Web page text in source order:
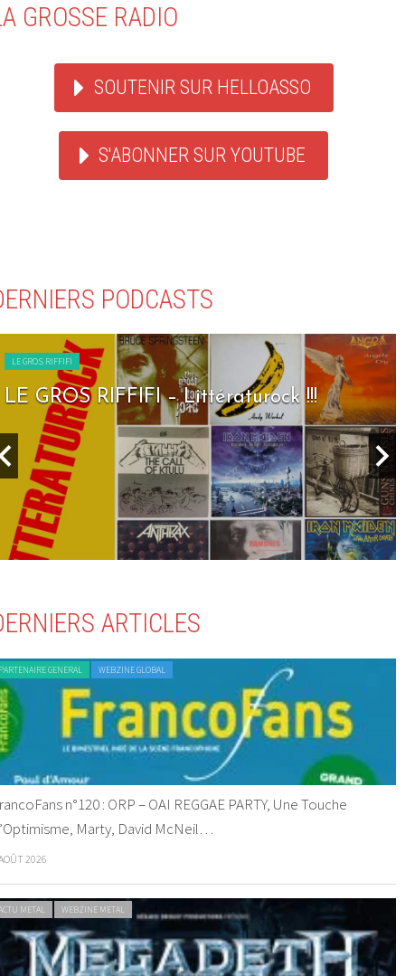
GROSSE RADIO
SOUTENIR SUR HELLOASSO
S'ABONNER SUR YOUTUBE
PODCASTS
LE GROS RIFFIFI
LE GROS RIFFIFI – Littératurock !!!
ARTICLES
GENERAL WEBZINE GLOBAL
n°120 : ORP – OAI REGGAE PARTY, Une Touche
Marty, David McNeil…
2026
METAL WEBZINE METAL